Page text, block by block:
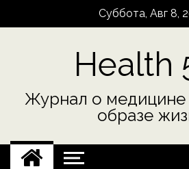
Суббота, Авг 8,
Health
Журнал о медицине
образе